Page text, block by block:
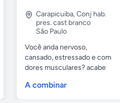
Carapicuiba,Conj hab.
pres. cast branco
São Paulo
Você anda nervoso,
cansado, estressado e com
dores musculares? acabe
A combinar